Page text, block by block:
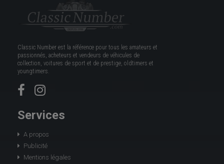
Classic Number est la référence pour tous les amateurs et
passionnés, acheteurs et vendeurs de véhicules de
collection, voitures de sport et de prestige, oldtimers et
youngtimers.
Services
A propos
Publicité
Mentions légales